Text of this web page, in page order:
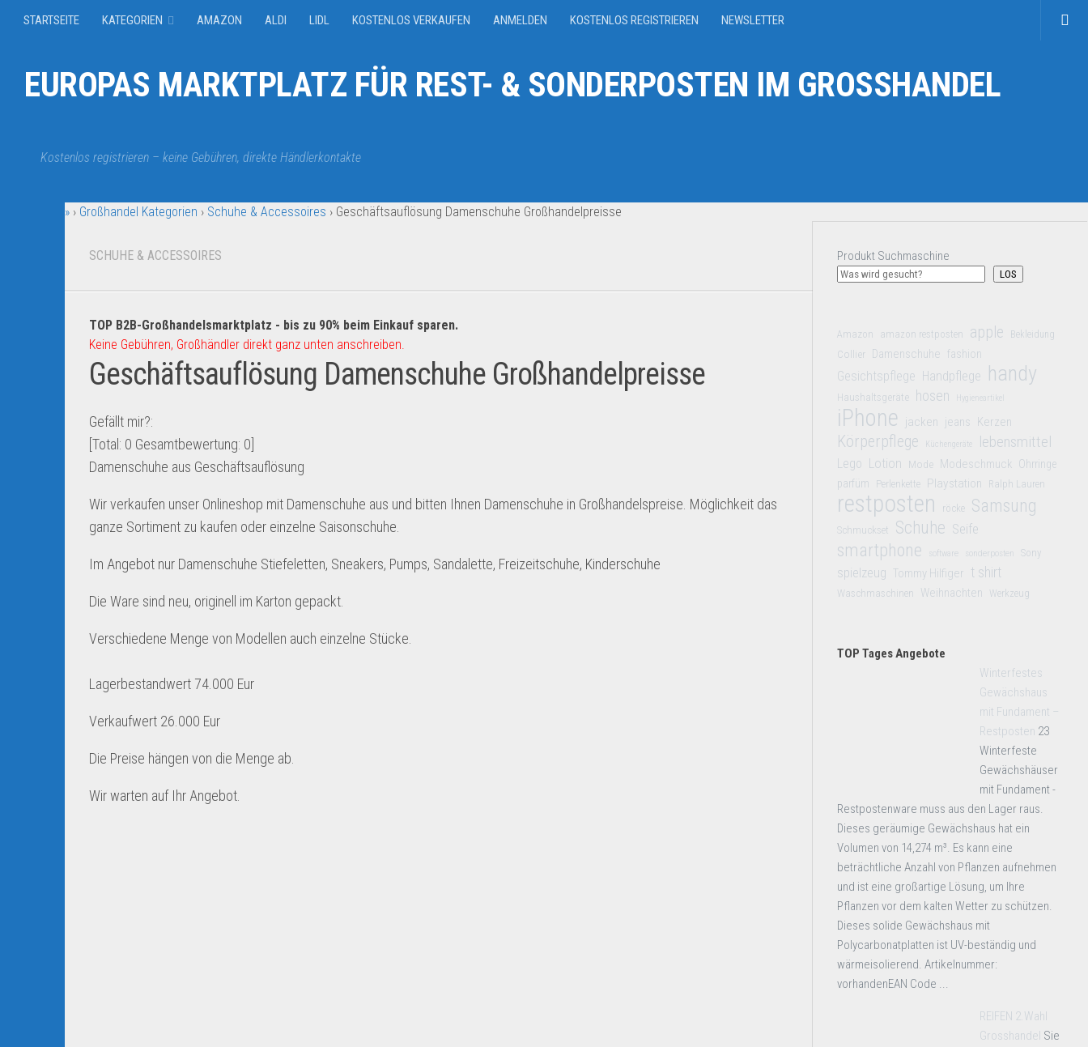
STARTSEITE KATEGORIEN AMAZON ALDI LIDL KOSTENLOS VERKAUFEN ANMELDEN KOSTENLOS REGISTRIEREN NEWSLETTER
EUROPAS MARKTPLATZ FÜR REST- & SONDERPOSTEN IM GROSSHANDEL
Kostenlos registrieren – keine Gebühren, direkte Händlerkontakte
» › Großhandel Kategorien › Schuhe & Accessoires › Geschäftsauflösung Damenschuhe Großhandelpreisse
SCHUHE & ACCESSOIRES
TOP B2B-Großhandelsmarktplatz - bis zu 90% beim Einkauf sparen.
Keine Gebühren, Großhändler direkt ganz unten anschreiben.
Geschäftsauflösung Damenschuhe Großhandelpreisse
Gefällt mir?:
[Total: 0 Gesamtbewertung: 0
Damenschuhe aus Geschäftsauflösung
Wir verkaufen unser Onlineshop mit Damenschuhe aus und bitten Ihnen Damenschuhe in Großhandelspreise. Möglichkeit das
ganze Sortiment zu kaufen oder einzelne Saisonschuhe.
Im Angebot nur Damenschuhe Stiefeletten, Sneakers, Pumps, Sandalette, Freizeitschuhe, Kinderschuhe
Die Ware sind neu, originell im Karton gepackt.
Verschiedene Menge von Modellen auch einzelne Stücke.
Lagerbestandwert 74.000 Eur
Verkaufwert 26.000 Eur
Die Preise hängen von die Menge ab.
Wir warten auf Ihr Angebot.
Produkt Suchmaschine
LOS
Amazon amazon restposten apple Bekleidung
Collier Damenschuhe fashion
Gesichtspflege Handpflege handy
Haushaltsgeräte hosen Hygieneartikel
iPhone jacken jeans Kerzen
Körperpflege Küchengeräte lebensmittel
Lego Lotion Mode Modeschmuck Ohrringe
parfüm
Perlenkette Playstation Ralph Lauren
restposten röcke Samsung
Schmuckset Schuhe Seife
smartphone software sonderposten Sony
spielzeug Tommy Hilfiger t shirt
Waschmaschinen Weihnachten Werkzeug
TOP Tages Angebote
Winterfestes
Gewächshaus
mit Fundament –
Restposten 23
Winterfeste
Gewächshäuser
mit Fundament -
Restpostenware muss aus den Lager raus.
Dieses geräumige Gewächshaus hat ein
Volumen von 14,274 m³. Es kann eine
beträchtliche Anzahl von Pflanzen aufnehmen
und ist eine großartige Lösung, um Ihre
Pflanzen vor dem kalten Wetter zu schützen.
Dieses solide Gewächshaus mit
Polycarbonatplatten ist UV-beständig und
wärmeisolierend. Artikelnummer:
vorhandenEAN Code ...
REIFEN 2.Wahl
Grosshandel Sie